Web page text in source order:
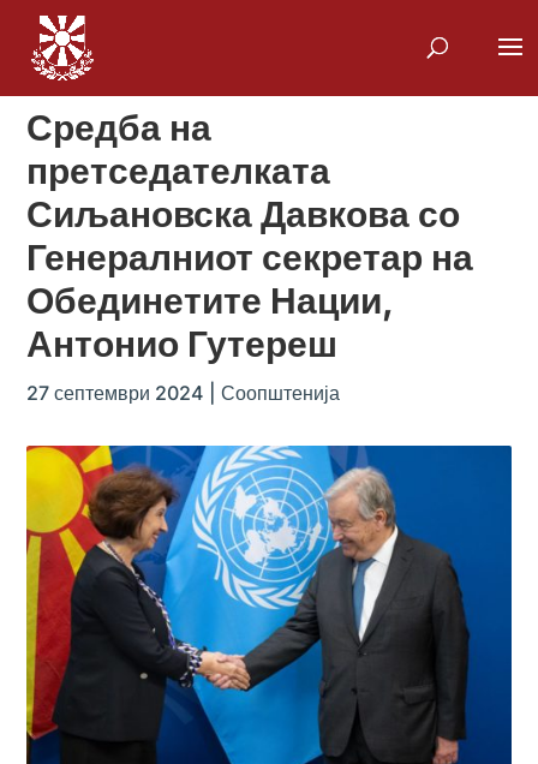
Средба на
претседателката
Сиљановска Давкова со
Генералниот секретар на
Обединетите Нации,
Антонио Гутереш
27 септември 2024 |Соопштенија